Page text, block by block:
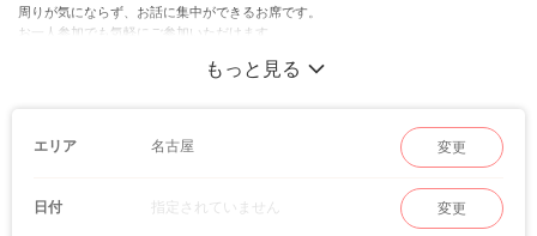
周りが気にならず、お話に集中ができるお席です。
お一人参加でも気軽にご参加いただけます。
心がけています。
食事を楽しみながら、大人数と出会える企画も開催。
もっと見る
エリア 名古屋 変更
日付 指定されていません 変更